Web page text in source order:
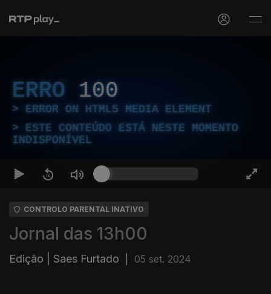
ERRO 100
ERROR ON HTML5 MEDIA ELEMENT
ESTE CONTEÚDO ESTÁ NESTE MOMENTO
INDISPONÍVEL
CONTROLO PARENTAL INATIVO
Jornal das 13h00
Edição | Saes Furtado 05 set. 2024